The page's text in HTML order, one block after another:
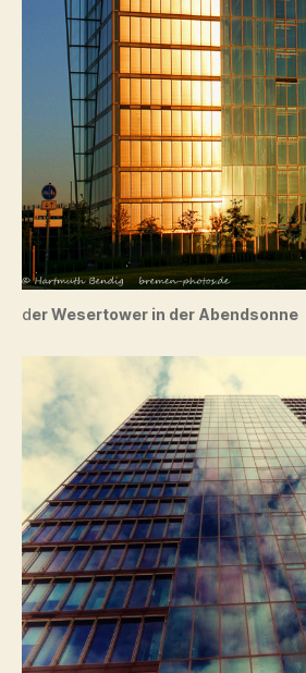
der Wesertower in der Abendsonne